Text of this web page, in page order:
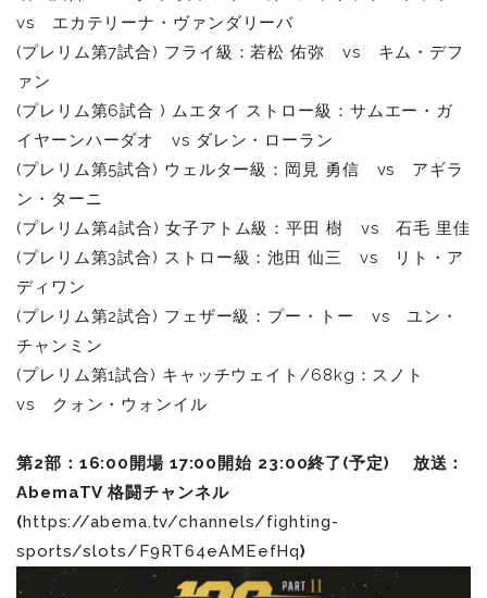
vs エカテリーナ・ヴァンダリーバ
(プレリム第7試合) フライ級：若松 佑弥 vs キム・デフ
ァン
(プレリム第6試合 ) ムエタイ ストロー級： サムエー・ガ
イヤーンハーダオ vs ダレン・ローラン
(プレリム第5試合) ウェルター級：岡見 勇信 vs アギラ
ン・ターニ
(プレリム第4試合) 女子アトム級：平田 樹 vs 石毛 里佳
(プレリム第3試合) ストロー級：池田 仙三 vs リト・ア
ディワン
(プレリム第2試合) フェザー級：プー・トー vs ユン・
チャンミン
(プレリム第1試合) キャッチウェイト/68kg：スノト
vs クォン・ウォンイル
第2部：16:00開場 17:00開始 23:00終了(予定) 放送：
AbemaTV 格闘チャンネル
(https://abema.tv/channels/fighting-
sports/slots/F9RT64eAMEefHq)